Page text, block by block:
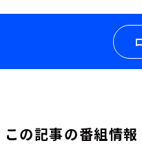
この記事の番組情報